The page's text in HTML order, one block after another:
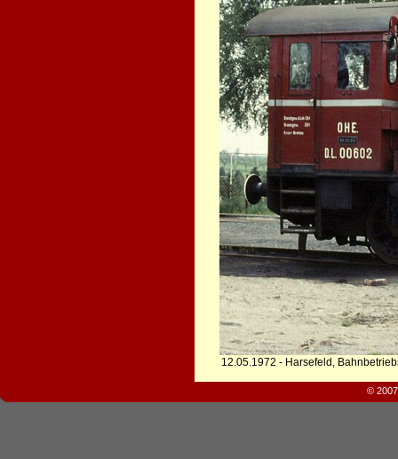
12.05.1972 - Harsefeld,
©